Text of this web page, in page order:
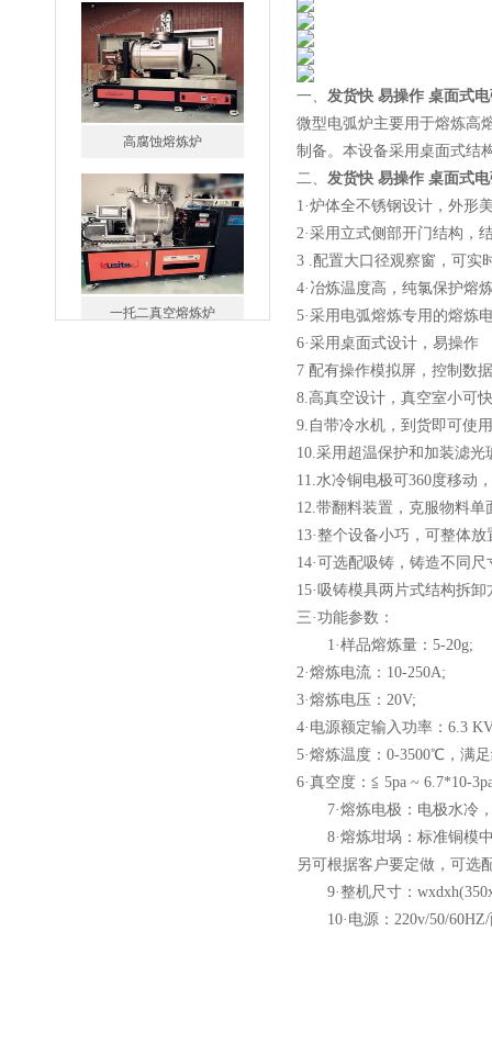
高腐蚀熔炼炉
一托二真空熔炼炉
一、 发货快 易操作 桌面式
微型电弧炉主要用于熔炼高
制备。本设备采用桌面式结
二、 发货快 易操作 桌面式
1·炉体全不锈钢设计，外形
2·采用立式侧部开门结构，
3 .配置大口径观察窗，可实
4·冶炼温度高，纯氯保护熔
5·采用电弧熔炼专用的熔炼
6·采用桌面式设计，易操作
7 配有操作模拟屏，控制数
8.高真空设计，真空室小可
9.自带冷水机，到货即可使
10.采用超温保护和加装滤光
11.水冷铜电极可360度移动
12.带翻料装置，克服物料单
13·整个设备小巧，可整体
14·可选配吸铸，铸造不同
15·吸铸模具两片式结构拆卸
三·功能参数：
1·样品熔炼量：5-20g;
2·熔炼电流：10-250A;
3·熔炼电压：20V;
4·电源额定输入功率：6.3
5·熔炼温度：0-3500℃，满
6·真空度：≦ 5pa ~ 6.7*10-
7·熔炼电极：电极水冷，
8·熔炼坩埚：标准铜模中
另可根据客户要定做，可选
9·整机尺寸：
10·电源：220v/50/60HZ/